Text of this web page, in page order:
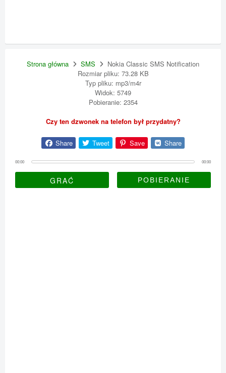
Strona główna SMS
Nokia Classic SMS Notification
Rozmiar pliku: 73.28 KB
Typ pliku: mp3/m4r
Widok: 5749
Pobieranie: 2354
Czy ten dzwonek na telefon był przydatny?
Share Tweet Save Share
00:00 00:00
GRAĆ